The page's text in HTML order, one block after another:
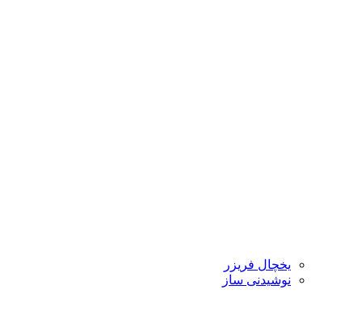
یخچال فریزر
نوشیدنی ساز